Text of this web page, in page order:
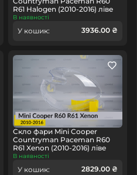
R61 Halogen (2010-2016) ліве
В наявності
У кошик: 3936.00 ₴
Скло фари Mini Cooper
Countryman Paceman R60
R61 Xenon (2010-2016) ліве
В наявності
У кошик: 2829.00 ₴